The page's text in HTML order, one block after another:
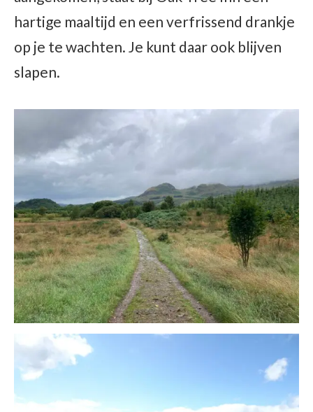
hartige maaltijd en een verfrissend drankje
op je te wachten. Je kunt daar ook blijven
slapen.